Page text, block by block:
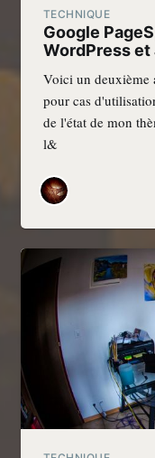
TECHNIQUE
Google
WordPress
Voici un deuxième
pour cas
de l'état de mon
l&